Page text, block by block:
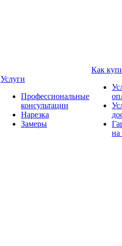
Услуги
Профессиональные
консультации
Нарезка
Замеры
Как
на